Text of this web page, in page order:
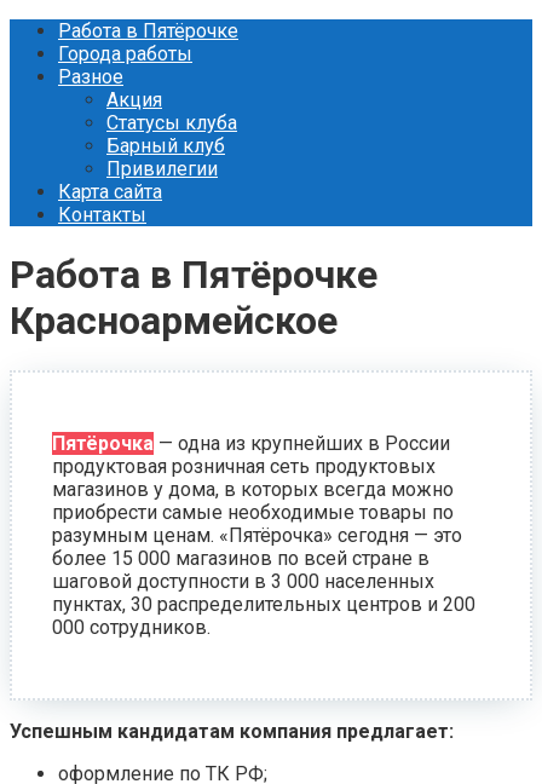
Перейти
контенту
Работа в Пятёрочке
Города работы
Разное
Акция
Статусы клуба
Барный клуб
Привилегии
Карта сайта
Контакты
Работа в Пятёрочке
Красноармейское
Пятёрочка — одна из крупнейших в России
продуктовая розничная сеть продуктовых
магазинов у дома, в которых всегда можно
приобрести самые необходимые товары по
разумным ценам. «Пятёрочка» сегодня — это
более 15 000 магазинов по всей стране в
шаговой доступности в 3 000 населенных
пунктах, 30 распределительных центров и 200
000 сотрудников.
Успешным кандидатам компания предлагает:
оформление по ТК РФ;